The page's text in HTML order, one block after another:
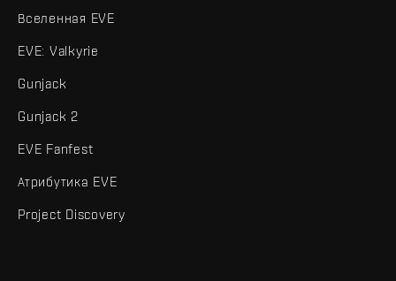
Вселенная EVE
EVE: Valkyrie
Gunjack
Gunjack 2
EVE Fanfest
Атрибутика EVE
Project Discovery